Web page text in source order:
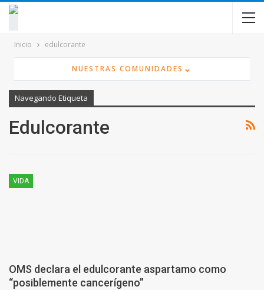
contenido
Inicio edulcorante
NUESTRAS COMUNIDADES ⌄
Navegando Etiqueta
Edulcorante
VIDA
OMS declara el edulcorante aspartamo como
“posiblemente cancerígeno”